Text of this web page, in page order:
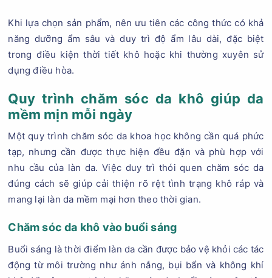
Khi lựa chọn sản phẩm, nên ưu tiên các công thức có khả
năng dưỡng ẩm sâu và duy trì độ ẩm lâu dài, đặc biệt
trong điều kiện thời tiết khô hoặc khi thường xuyên sử
dụng điều hòa.
Quy trình chăm sóc da khô giúp da
mềm mịn mỗi ngày
Một quy trình chăm sóc da khoa học không cần quá phức
tạp, nhưng cần được thực hiện đều đặn và phù hợp với
nhu cầu của làn da. Việc duy trì thói quen chăm sóc da
đúng cách sẽ giúp cải thiện rõ rệt tình trạng khô ráp và
mang lại làn da mềm mại hơn theo thời gian.
Chăm sóc da khô vào buổi sáng
Buổi sáng là thời điểm làn da cần được bảo vệ khỏi các tác
động từ môi trường như ánh nắng, bụi bẩn và không khí